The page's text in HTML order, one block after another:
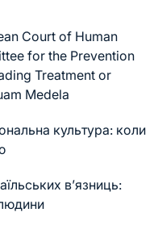
Court of Human
for the Prevention
Treatment or
Medela
культура: коли
в’язниць: